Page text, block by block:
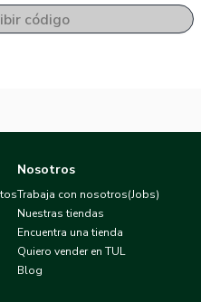
código
Nosotros
Trabaja con nosotros(Jobs)
Nuestras tiendas
Encuentra una tienda
Quiero vender en TUL
Blog